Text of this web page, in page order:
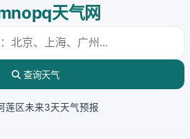
天气网
查询天气
莲区未来3天天气预报